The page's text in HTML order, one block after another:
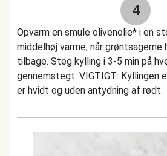
4
Opvarm en smule olivenolie* i en
middelhøj varme, når grøntsagerne
tilbage. Steg kylling i 3-5 min på
gennemstegt. VIGTIGT: Kyllingen
er hvidt og uden antydning af rødt.